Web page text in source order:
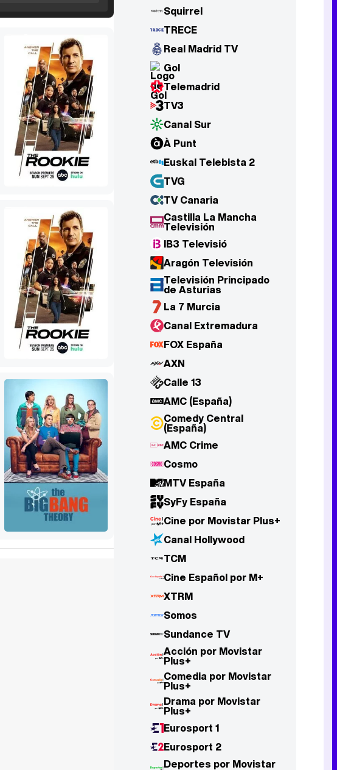
Tráiler de la tercera temporada de 'The Walking Dead: Dead City' de AMC+
Squirrel
TRECE
Real Madrid TV
Gol
Telemadrid
TV3
Canal Sur
À Punt
Euskal Telebista 2
TVG
TV Canaria
Castilla La Mancha
Televisión
IB3 Televisió
Aragón Televisión
Televisión Principado
de Asturias
La 7 Murcia
Canal Extremadura
FOX España
AXN
Calle 13
AMC (España)
Comedy Central
(España)
AMC Crime
Cosmo
MTV España
SyFy España
Cine por Movistar Plus+
Canal Hollywood
TCM
Cine Español por M+
XTRM
Somos
Sundance TV
Acción por Movistar
Plus+
Comedia por Movistar
Plus+
Drama por Movistar
Plus+
Eurosport 1
Eurosport 2
Deportes por Movistar